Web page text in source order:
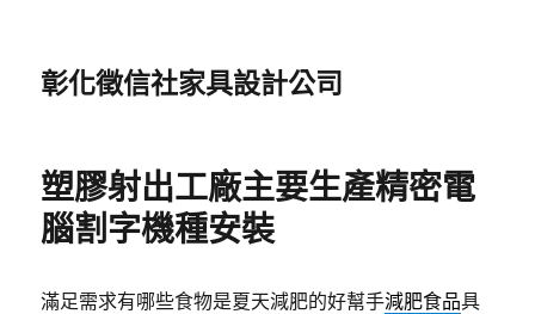
彰化徵信社家具設計公司
塑膠射出工廠主要生產精密電
腦割字機種安裝
滿足需求有哪些食物是夏天減肥的好幫手減肥食品具